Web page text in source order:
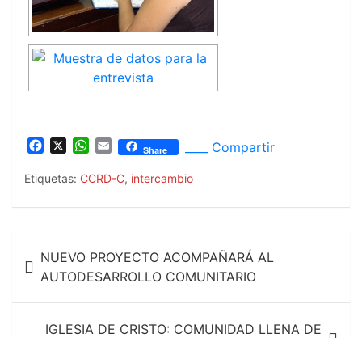
c
b
k
W
a
s
p
E
a
l
Share ____ Compartir
Etiquetas: CCRD-C, intercambio
Navegación
de
entradas
NUEVO PROYECTO ACOMPAÑARÁ AL
AUTODESARROLLO COMUNITARIO
IGLESIA DE CRISTO: COMUNIDAD LLENA DE